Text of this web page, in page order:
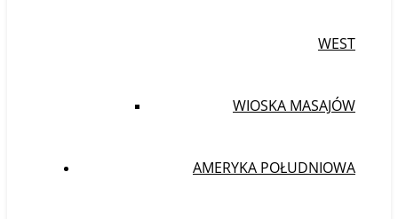
WEST
WIOSKA MASAJÓW
AMERYKA POŁUDNIOWA